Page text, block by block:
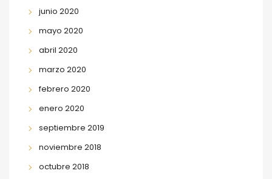
junio 2020
mayo 2020
abril 2020
marzo 2020
febrero 2020
enero 2020
septiembre 2019
noviembre 2018
octubre 2018